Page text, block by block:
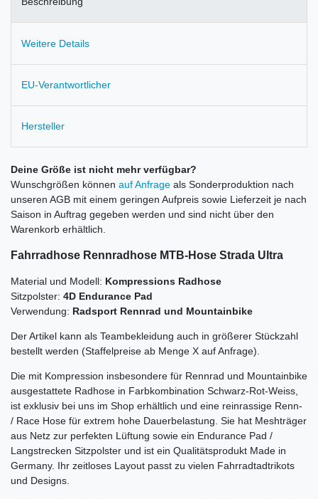
Weitere Details
EU-Verantwortlicher
Hersteller
Deine Größe ist nicht mehr verfügbar?
Wunschgrößen können auf Anfrage als Sonderproduktion nach
unseren AGB mit einem geringen Aufpreis sowie Lieferzeit je nach
Saison in Auftrag gegeben werden und sind nicht über den
Warenkorb erhältlich.
Fahrradhose Rennradhose MTB-Hose Strada Ultra
Material und Modell: Kompressions Radhose
Sitzpolster: 4D Endurance Pad
Verwendung: Radsport Rennrad und Mountainbike
Der Artikel kann als Teambekleidung auch in größerer Stückzahl
bestellt werden (Staffelpreise ab Menge X auf Anfrage).
Die mit Kompression insbesondere für Rennrad und Mountainbike
ausgestattete Radhose in Farbkombination Schwarz-Rot-Weiss,
ist exklusiv bei uns im Shop erhältlich und eine reinrassige Renn-
/ Race Hose für extrem hohe Dauerbelastung. Sie hat Meshträger
aus Netz zur perfekten Lüftung sowie ein Endurance Pad /
Langstrecken Sitzpolster und ist ein Qualitätsprodukt Made in
Germany. Ihr zeitloses Layout passt zu vielen Fahrradtadtrikots
und Designs.